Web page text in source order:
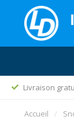
Livraison
Accueil /